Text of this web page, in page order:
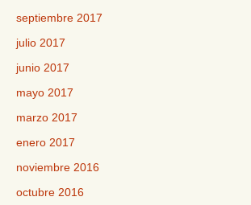
septiembre 2017
julio 2017
junio 2017
mayo 2017
marzo 2017
enero 2017
noviembre 2016
octubre 2016